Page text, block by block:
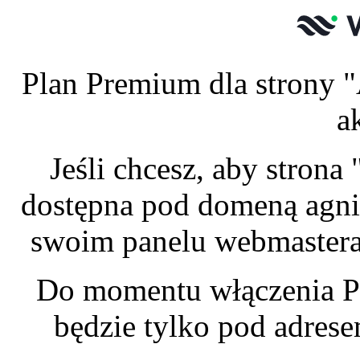
Plan Premium dla strony
Jeśli chcesz, aby
dostępna pod domeną
swoim panelu
Do momentu włączenia
będzie tylko pod